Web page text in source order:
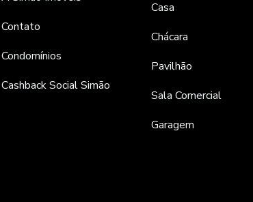
Contato
Condomínios
Cashback Social Simão
Casa
Chácara
Pavilhão
Sala Comercial
Garagem